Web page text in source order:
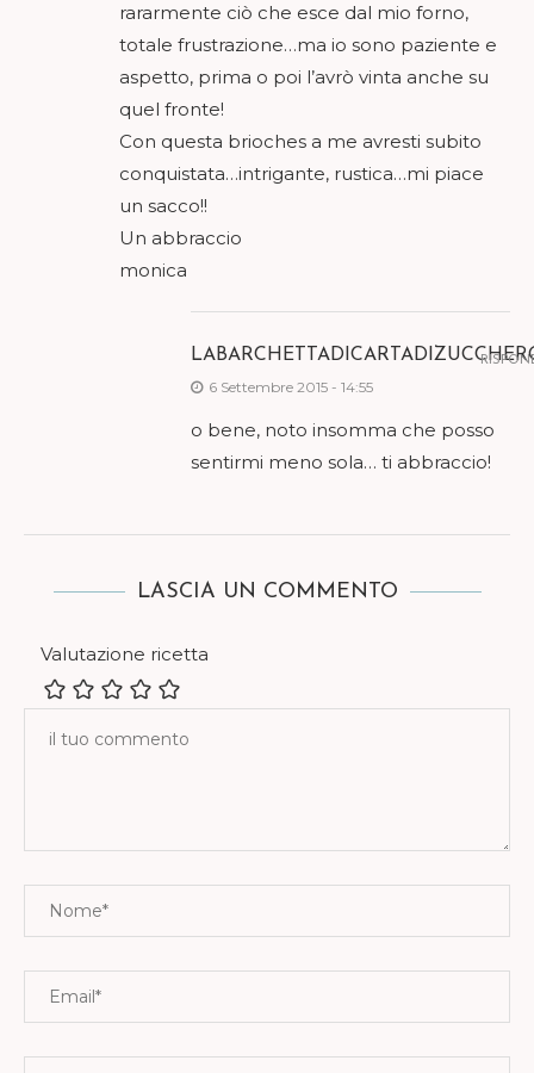
rararmente ciò che esce dal mio forno,
totale frustrazione…ma io sono paziente e
aspetto, prima o poi l’avrò vinta anche su
quel fronte!
Con questa brioches a me avresti subito
conquistata…intrigante, rustica…mi piace
un sacco!!
Un abbraccio
monica
6 Settembre 2015 - 14:55
o bene, noto insomma che posso
sentirmi meno sola… ti abbraccio!
LASCIA UN COMMENTO
Valutazione ricetta